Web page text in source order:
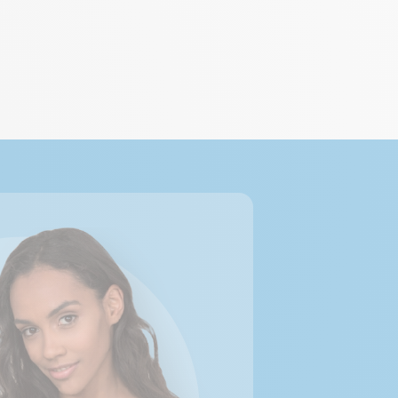
de confidentialité, en garantissant la conformité avec